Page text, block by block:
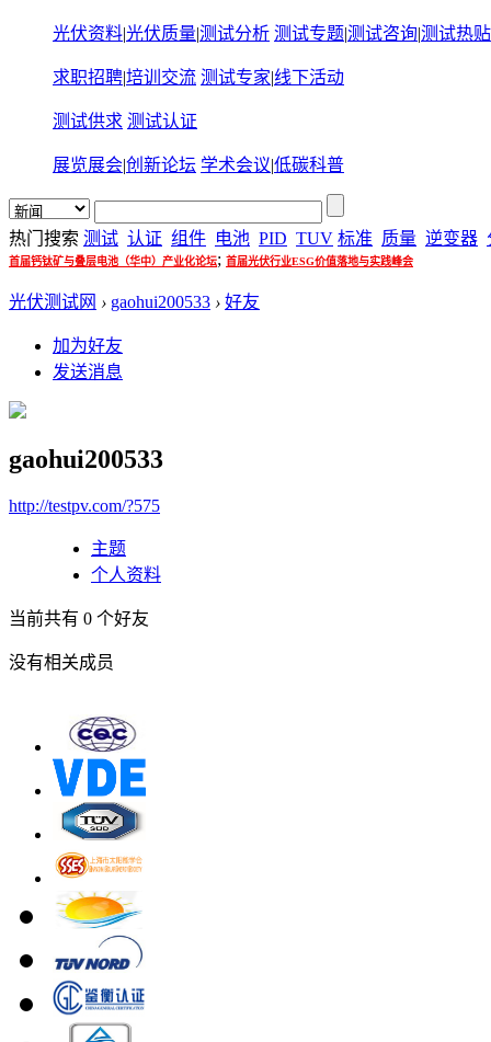
光伏资料|光伏质量|测试分析 测试专题|测试咨询|测试热贴
求职招聘|培训交流 测试专家|线下活动
测试供求 测试认证
展览展会|创新论坛 学术会议|低碳科普
热门搜索 测试 认证 组件 电池 PID TUV 标准 质量 逆变器
首届钙钛矿与叠层电池（华中）产业化论坛; 首届光伏行业ESG价值落地与实践峰会
光伏测试网 › gaohui200533 › 好友
加为好友
发送消息
gaohui200533
http://testpv.com/?575
主题
个人资料
当前共有 0 个好友
没有相关成员